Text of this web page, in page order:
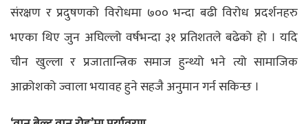
संरक्षण र प्रदुषणको विरोधमा ७०० भन्दा बढी विरोध प्रदर्शनहरु
भएका थिए जुन अघिल्लो वर्षभन्दा ३१ प्रतिशतले बढेको हो । यदि
चीन खुल्ला र प्रजातान्त्रिक समाज हुन्थ्यो भने त्यो सामाजिक
आक्रोशको ज्वाला भयावह हुने सहजै अनुमान गर्न सकिन्छ ।